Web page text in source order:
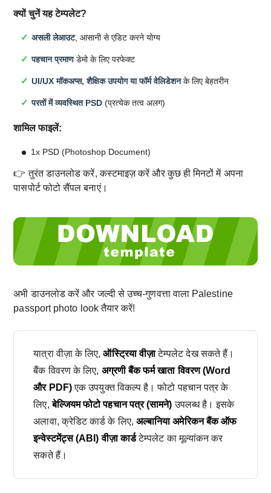
क्यों चुनें यह टेम्पलेट?
असली लेआउट, आसानी से एडिट करने योग्य
पहचान प्रमाणडेमो के लिए परफेक्ट
UI/UX मॉकअप्स, शैक्षिक उपयोग या फॉर्म वेलिडेशनके लिए बेहतरीन
परतों में व्यवस्थित PSD (प्रत्येक तत्व अलग)
शामिल फाइलें:
1x PSD (Photoshop Document)
👉 तुरंत डाउनलोड करें, कस्टमाइज़ करें और कुछ ही मिनटों में अपना
पासपोर्ट फोटो सैंपल बनाएं।
अभी डाउनलोड करें और जल्दी से उच्च-गुणवत्ता वाला Palestine
passport photo look तैयार करें!
यात्रा वीज़ा के लिए,ऑस्ट्रिया वीज़ाटेम्पलेट देख सकते हैं।
बैंक विवरण के लिए, अग्रणी बैंक फर्म खाता विवरण (Word
और PDF)एक उपयुक्त विकल्प है। फोटो पहचान पत्र के
लिए,बेल्जियम फोटो पहचान पत्र (सामने) उपलब्ध है। इसके
अलावा, क्रेडिट कार्ड के लिए, अल्बानिया अमेरिकन बैंक ऑफ
इन्वेस्टमेंट्स (ABI) वीज़ा कार्डटेम्पलेट का मूल्यांकन कर
सकते हैं।